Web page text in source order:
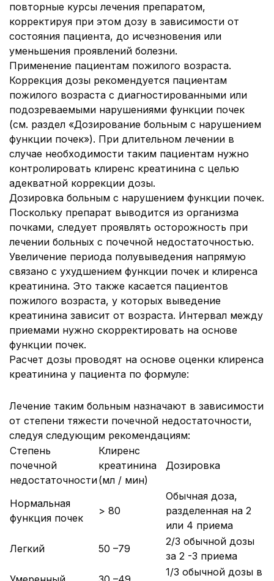
повторные курсы лечения препаратом,
корректируя при этом дозу в зависимости от
состояния пациента, до исчезновения или
уменьшения проявлений болезни.
Применение пациентам пожилого возраста.
Коррекция дозы рекомендуется пациентам
пожилого возраста с диагностированными или
подозреваемыми нарушениями функции почек
(см. раздел «Дозирование больным с нарушением
функции почек»). При длительном лечении в
случае необходимости таким пациентам нужно
контролировать клиренс креатинина с целью
адекватной коррекции дозы.
Дозировка больным с нарушением функции почек.
Поскольку препарат выводится из организма
почками, следует проявлять осторожность при
лечении больных с почечной недостаточностью.
Увеличение периода полувыведения напрямую
связано с ухудшением функции почек и клиренса
креатинина. Это также касается пациентов
пожилого возраста, у которых выведение
креатинина зависит от возраста. Интервал между
приемами нужно скорректировать на основе
функции почек.
Расчет дозы проводят на основе оценки клиренса
креатинина у пациента по формуле:
Лечение таким больным назначают в зависимости
от степени тяжести почечной недостаточности,
следуя следующим рекомендациям:
Степень
почечной
недостаточности
Клиренс
креатинина
(мл / мин)
Дозировка
Нормальная
функция почек
> 80
Обычная доза,
разделенная на 2
или 4 приема
Легкий
50 –79
2/3 обычной дозы
за 2 -3 приема
1/3 обычной дозы в